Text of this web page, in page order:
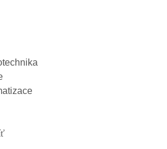
Pozlacená hlavice M9920R